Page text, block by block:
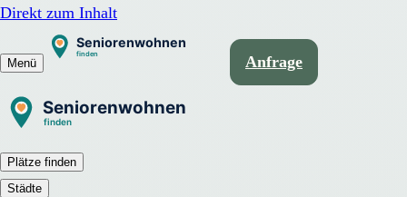
Direkt zum Inhalt
Menü Anfrage
Plätze finden
Städte